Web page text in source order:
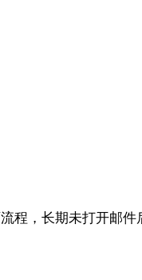
程，长期未打开邮件